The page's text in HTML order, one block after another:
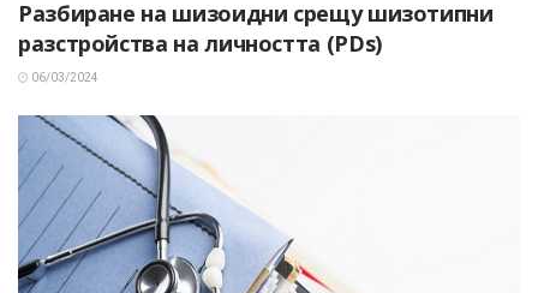
Разбиране на шизоидни срещу шизотипни
разстройства на личността (PDs)
06/03/2024